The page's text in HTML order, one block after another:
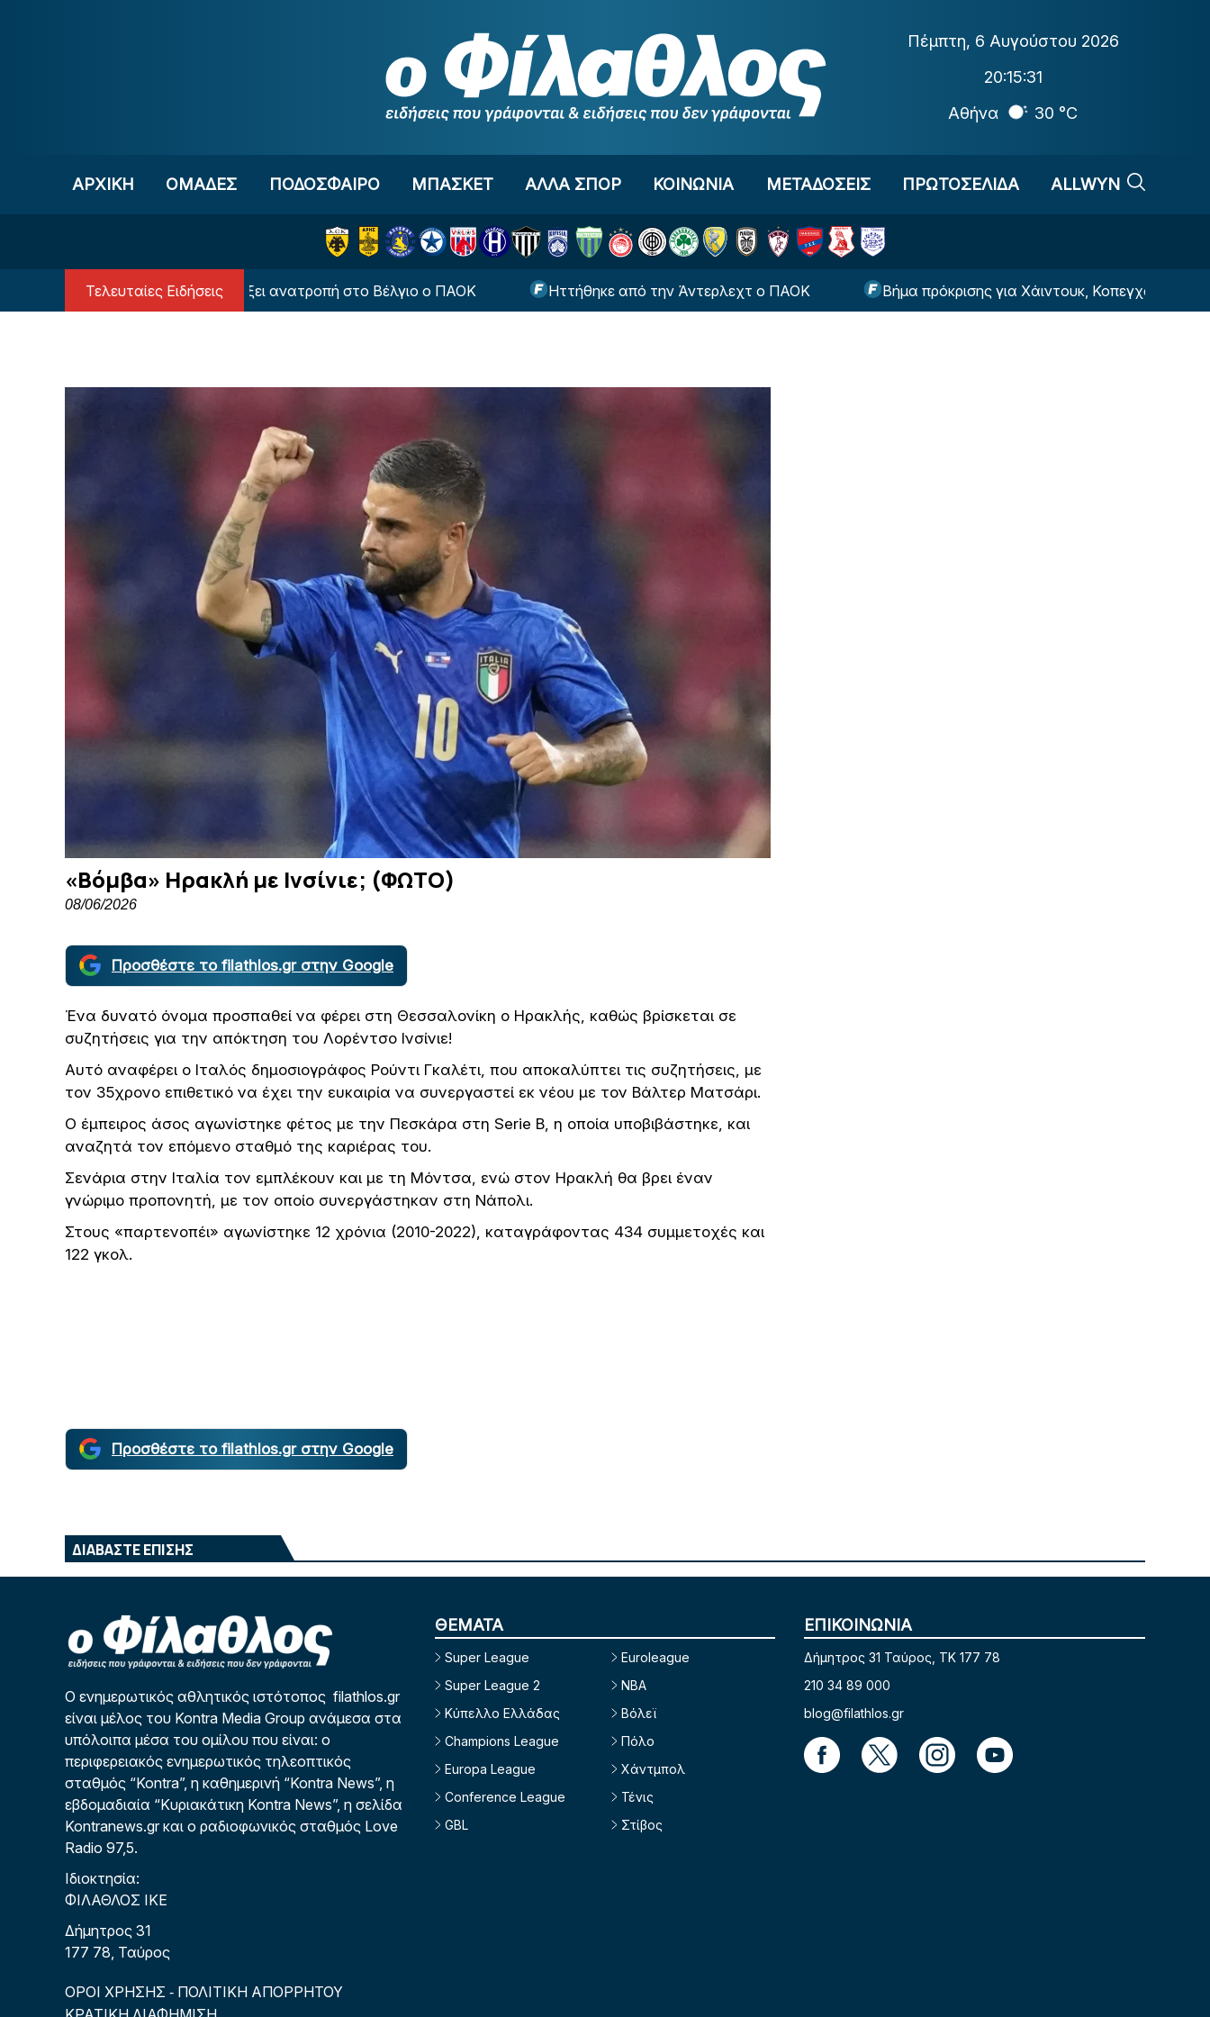
Πέμπτη, 6 Αυγούστου 2026
20:15:32
Αθήνα
30 °C
ΑΡΧΙΚΗ OΜΑΔΕΣ ΠΟΔΟΣΦΑΙΡΟ ΜΠΑΣΚΕΤ ΑΛΛΑ ΣΠΟΡ ΚΟΙΝΩΝΙΑ ΜΕΤΑΔΟΣΕΙΣ ΠΡΩΤΟΣΕΛΙΔΑ ALLWYN
Τελευταίες Ειδήσεις
στο μηδέν και θα ψάξει ανατροπή στο Βέλγιο ο ΠΑΟΚ Ηττήθηκε από την Άντερλεχτ ο ΠΑΟΚ Βήμα πρόκρισης για Χάιντουκ, Κοπεγχάγη, Ραπίντ και
«Βόμβα» Ηρακλή με Ινσίνιε; (ΦΩΤΟ)
08/06/2026
Προσθέστε το filathlos.gr στην Google
Ένα δυνατό όνομα προσπαθεί να φέρει στη Θεσσαλονίκη ο Ηρακλής, καθώς βρίσκεται σε
συζητήσεις για την απόκτηση του Λορέντσο Ινσίνιε!
Αυτό αναφέρει ο Ιταλός δημοσιογράφος Ρούντι Γκαλέτι, που αποκαλύπτει τις συζητήσεις, με
τον 35χρονο επιθετικό να έχει την ευκαιρία να συνεργαστεί εκ νέου με τον Βάλτερ Ματσάρι.
Ο έμπειρος άσος αγωνίστηκε φέτος με την Πεσκάρα στη Serie B, η οποία υποβιβάστηκε, και
αναζητά τον επόμενο σταθμό της καριέρας του.
Σενάρια στην Ιταλία τον εμπλέκουν και με τη Μόντσα, ενώ στον Ηρακλή θα βρει έναν
γνώριμο προπονητή, με τον οποίο συνεργάστηκαν στη Νάπολι.
Στους «παρτενοπέι» αγωνίστηκε 12 χρόνια (2010-2022), καταγράφοντας 434 συμμετοχές και
122 γκολ.
Προσθέστε το filathlos.gr στην Google
ΔΙΑΒΑΣΤΕ ΕΠΙΣΗΣ
Ο ενημερωτικός αθλητικός ιστότοπος filathlos.gr
είναι μέλος του Kontra Media Group ανάμεσα στα
υπόλοιπα μέσα του ομίλου που είναι: ο
περιφερειακός ενημερωτικός τηλεοπτικός
σταθμός “Kontra”, η καθημερινή “Kontra News”, η
εβδομαδιαία “Κυριακάτικη Kontra News”, η σελίδα
Kontranews.gr και ο ραδιοφωνικός σταθμός Love
Radio 97,5.
Ιδιοκτησία:
ΦΙΛΑΘΛΟΣ ΙΚΕ
Δήμητρος 31
177 78, Ταύρος
ΟΡΟΙ ΧΡΗΣΗΣ - ΠΟΛΙΤΙΚΗ ΑΠΟΡΡΗΤΟΥ
ΘΕΜΑΤΑ
Super League
Super League 2
Κύπελλο Ελλάδας
Champions League
Europa League
Conference League
GBL
Euroleague
NBA
Βόλεϊ
Πόλο
Χάντμπολ
Τένις
Στίβος
ΕΠΙΚΟΙΝΩΝΙΑ
Δήμητρος 31 Ταύρος, TK 177 78
210 34 89 000
blog@filathlos.gr